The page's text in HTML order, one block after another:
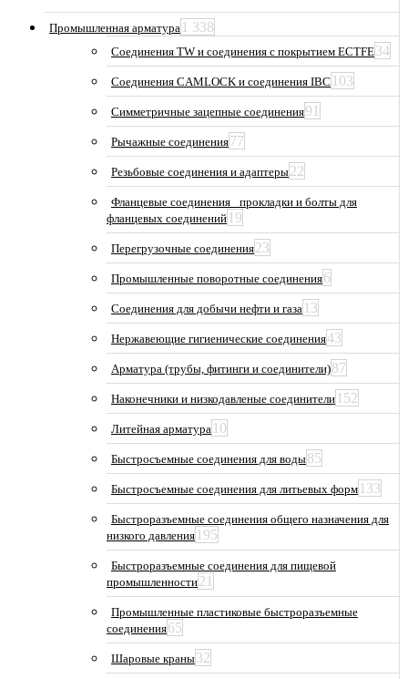
Промышленная арматура 1 338
Соединения TW и соединения с покрытием ECTFE34
Соединения CAMLOCK и соединения IBC 103
Симметричные зацепные соединения91
Рычажные соединения77
Резьбовые соединения и адаптеры22
Фланцевые соединения_ прокладки и болты для
фланцевых соединений 19
Перегрузочные соединения23
Промышленные поворотные соединения6
Соединения для добычи нефти и газа 13
Нержавеющие гигиенические соединения43
Арматура (трубы, фитинги и соединители)87
Наконечники и низкодавленые соединители 152
Литейная арматура 10
Быстросъемные соединения для воды85
Быстросъемные соединения для литьевых форм 133
Быстроразъемные соединения общего назначения для
низкого давления 195
Быстроразъемные соединения для пищевой
промышленности21
Промышленные пластиковые быстроразъемные
соединения65
Шаровые краны32